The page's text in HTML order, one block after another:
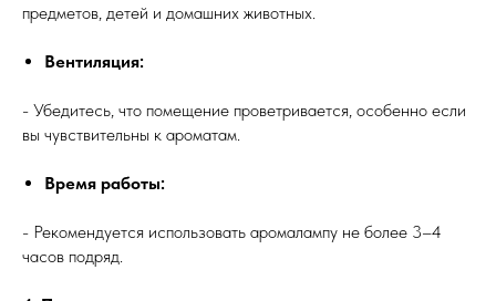
предметов, детей и домашних животных.
Вентиляция:
- Убедитесь, что помещение проветривается, особенно если
вы чувствительны к ароматам.
Время работы:
- Рекомендуется использовать аромалампу не более 3–4
часов подряд.